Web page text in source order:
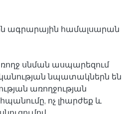
ագրարային համալսարան
սնման ասպարեզում
նպատակներն են
առողջության
ոչ լիարժեք և